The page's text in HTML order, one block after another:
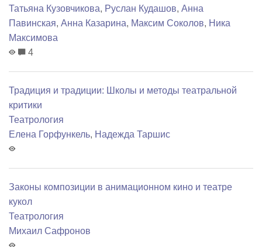
Татьяна Кузовчикова, Руслан Кудашов, Анна
Павинская, Анна Казарина, Максим Соколов, Ника
Максимова
4
Традиция и традиции: Школы и методы театральной
критики
Театрология
Елена Горфункель, Надежда Таршис
Законы композиции в анимационном кино и театре
кукол
Театрология
Михаил Сафронов